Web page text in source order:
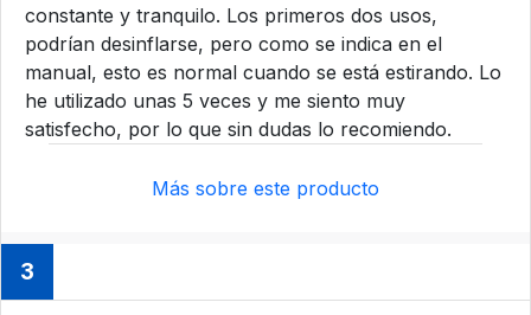
constante y tranquilo. Los primeros dos usos,
podrían desinflarse, pero como se indica en el
manual, esto es normal cuando se está estirando. Lo
he utilizado unas 5 veces y me siento muy
satisfecho, por lo que sin dudas lo recomiendo.
Más sobre este producto
3